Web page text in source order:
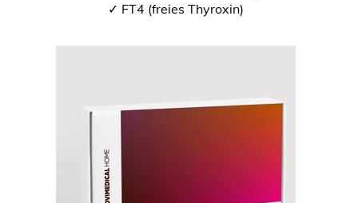
✓ FT4 (freies Thyroxin)